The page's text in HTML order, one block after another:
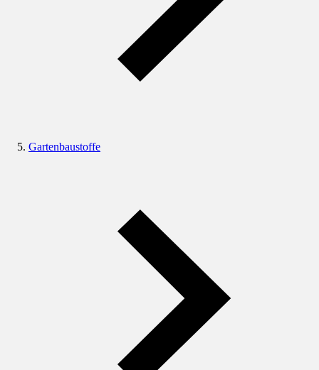
Gartenbaustoffe